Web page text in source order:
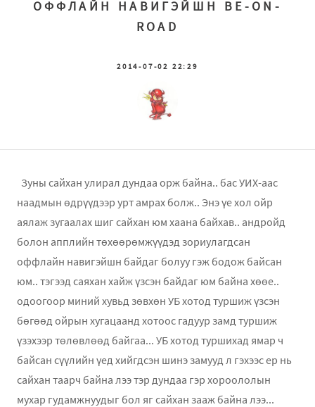
ОФФЛАЙН НАВИГЭЙШН BE-ON-
ROAD
2014-07-02 22:29
Зуны сайхан улирал дундаа орж байна.. бас УИХ-аас
наадмын өдрүүдээр урт амрах болж.. Энэ үе хол ойр
аялаж зугаалах шиг сайхан юм хаана байхав.. андройд
болон апплийн төхөөрөмжүүдэд зориулагдсан
оффлайн навигэйшн байдаг болуу гэж бодож байсан
юм.. тэгээд саяхан хайж үзсэн байдаг юм байна хөөе..
одоогоор миний хувьд зөвхөн УБ хотод туршиж үзсэн
бөгөөд ойрын хугацаанд хотоос гадуур замд туршиж
үзэхээр төлөвлөөд байгаа... УБ хотод туршихад ямар ч
байсан сүүлийн үед хийгдсэн шинэ замууд л гэхээс ер нь
сайхан таарч байна лээ тэр дундаа гэр хороололын
мухар гудамжнуудыг бол яг сайхан зааж байна лээ...